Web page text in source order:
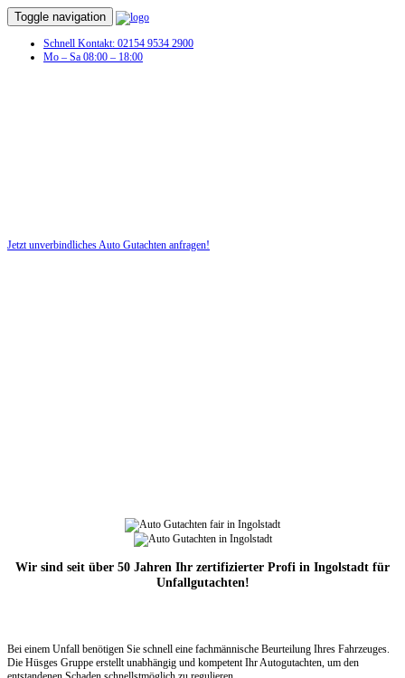
Toggle navigation
Schnell Kontakt: 02154 9534 2900
Mo – Sa 08:00 – 18:00
Jetzt unverbindliches Auto Gutachten anfragen!
Wir sind seit über 50 Jahren Ihr zertifizierter Profi in Ingolstadt für
Unfallgutachten!
Bei einem Unfall benötigen Sie schnell eine fachmännische Beurteilung Ihres Fahrzeuges.
Die Hüsges Gruppe erstellt unabhängig und kompetent Ihr Autogutachten, um den